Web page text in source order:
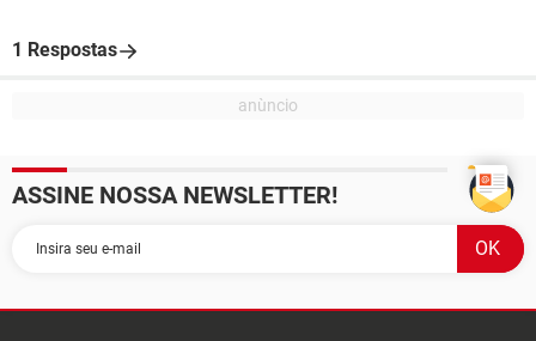
1 Respostas
ASSINE NOSSA NEWSLETTER!